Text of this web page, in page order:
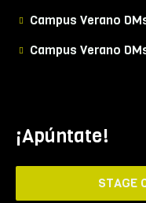
Campus Verano
Campus Verano
¡Apúntate!
STAGE